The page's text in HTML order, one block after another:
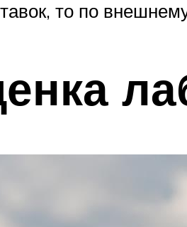
то по